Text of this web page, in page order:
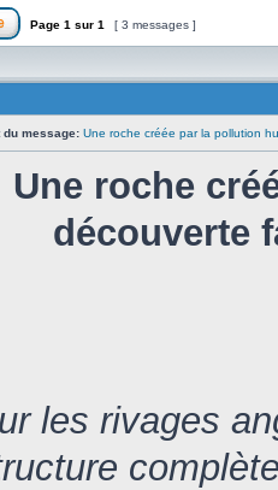
Page 1 sur 1 [ 3 messages ]
du message: Une roche créée par la pollution
Une roche
découverte
les rivages